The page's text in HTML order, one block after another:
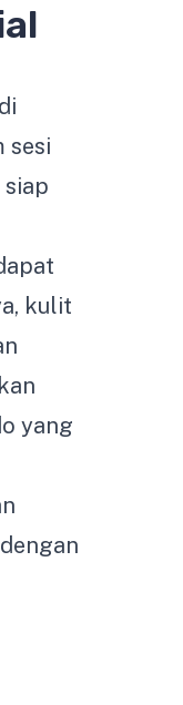
sesi
kulit
yang